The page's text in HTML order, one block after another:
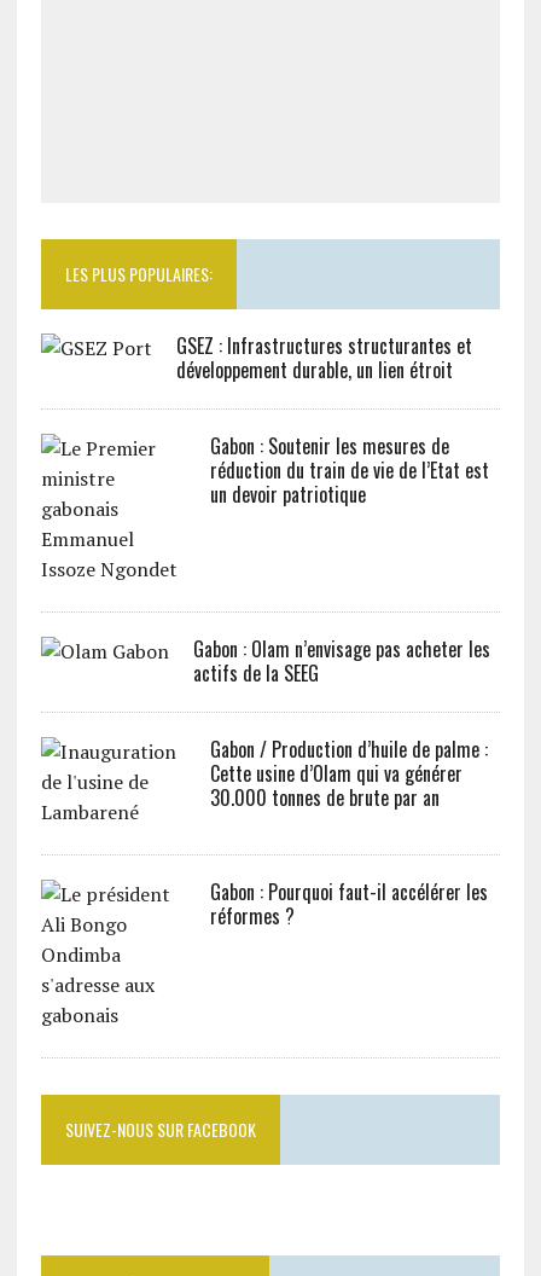
LES PLUS POPULAIRES:
GSEZ : Infrastructures structurantes et
développement durable, un lien étroit
Gabon : Soutenir les mesures de
réduction du train de vie de l’Etat est
un devoir patriotique
Gabon : Olam n’envisage pas acheter les
actifs de la SEEG
Gabon / Production d’huile de palme :
Cette usine d’Olam qui va générer
30.000 tonnes de brute par an
Gabon : Pourquoi faut-il accélérer les
réformes ?
SUIVEZ-NOUS SUR FACEBOOK